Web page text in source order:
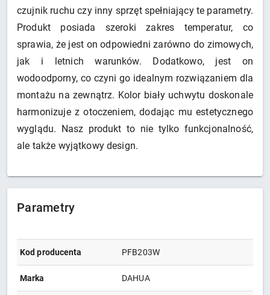
czujnik ruchu czy inny sprzęt spełniający te parametry.
Produkt posiada szeroki zakres temperatur, co
sprawia, że jest on odpowiedni zarówno do zimowych,
jak i letnich warunków. Dodatkowo, jest on
wodoodporny, co czyni go idealnym rozwiązaniem dla
montażu na zewnątrz. Kolor biały uchwytu doskonale
harmonizuje z otoczeniem, dodając mu estetycznego
wyglądu. Nasz produkt to nie tylko funkcjonalność,
ale także wyjątkowy design.
Parametry
Kod producenta PFB203W
Marka DAHUA